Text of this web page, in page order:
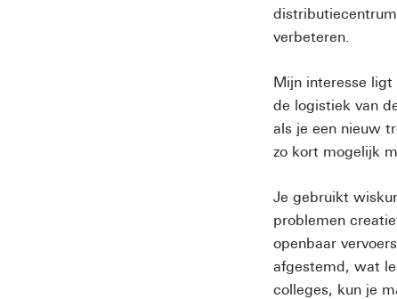
verbeteren.
Mijn interesse
de logistiek van
als je een nieuw
zo kort mogelijk
Je gebruikt
problemen
openbaar
afgestemd, wat
colleges, kun je